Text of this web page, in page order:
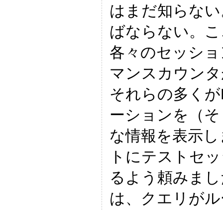
はまだ知らな
ばならない。
各々のセッシ
マンスカウン
それらの多く
ーションを（
な情報を表示
トにテストセ
るよう頼みま
は、クエリが